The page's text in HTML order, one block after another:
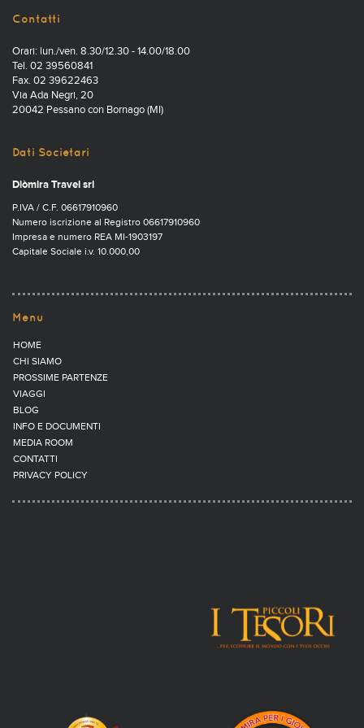
Contatti
Orari: lun./ven. 8.30/12.30 - 14.00/18.00
Tel. 02 39560841
Fax. 02 39622463
Via Ada Negri, 20
20042 Pessano con Bornago (MI)
Dati Societari
Diòmira Travel srl
P.IVA / C.F. 06617910960
Numero iscrizione al Registro 06617910960
Impresa e numero REA MI-1903197
Capitale Sociale i.v. 10.000,00
Menu
HOME
CHI SIAMO
PROSSIME PARTENZE
VIAGGI
BLOG
INFO E DOCUMENTI
MEDIA ROOM
CONTATTI
PRIVACY POLICY